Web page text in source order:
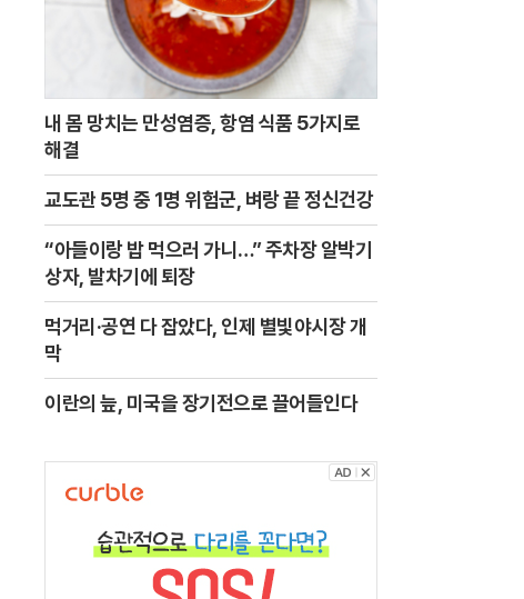
내 몸 망치는 만성염증, 항염 식품 5가지로
해결
교도관 5명 중 1명 위험군, 벼랑 끝 정신건강
“아들이랑 밥 먹으러 가니…” 주차장 알박기
상자, 발차기에 퇴장
먹거리·공연 다 잡았다, 인제 별빛야시장 개
막
이란의 늪, 미국을 장기전으로 끌어들인다